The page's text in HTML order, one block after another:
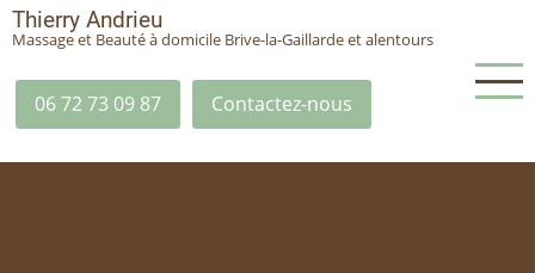
Aller
au
contenu
principal
Thierry Andrieu
Massage et Beauté à domicile Brive-la-Gaillarde et alentours
06 72 73 09 87‬ Contactez-nous